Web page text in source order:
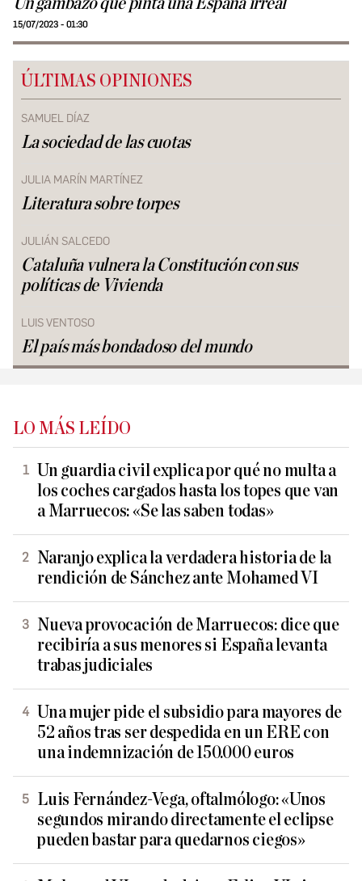
Un gambazo que pinta una España irreal
15/07/2023 - 01:30
ÚLTIMAS OPINIONES
SAMUEL DÍAZ
La sociedad de las cuotas
JULIA MARÍN MARTÍNEZ
Literatura sobre torpes
JULIÁN SALCEDO
Cataluña vulnera la Constitución con sus
políticas de Vivienda
LUIS VENTOSO
El país más bondadoso del mundo
LO MÁS LEÍDO
Un guardia civil explica por qué no multa a
los coches cargados hasta los topes que van
a Marruecos: «Se las saben todas»
Naranjo explica la verdadera historia de la
rendición de Sánchez ante Mohamed VI
Nueva provocación de Marruecos: dice que
recibiría a sus menores si España levanta
trabas judiciales
Una mujer pide el subsidio para mayores de
52 años tras ser despedida en un ERE con
una indemnización de 150.000 euros
Luis Fernández-Vega, oftalmólogo: «Unos
segundos mirando directamente el eclipse
pueden bastar para quedarnos ciegos»